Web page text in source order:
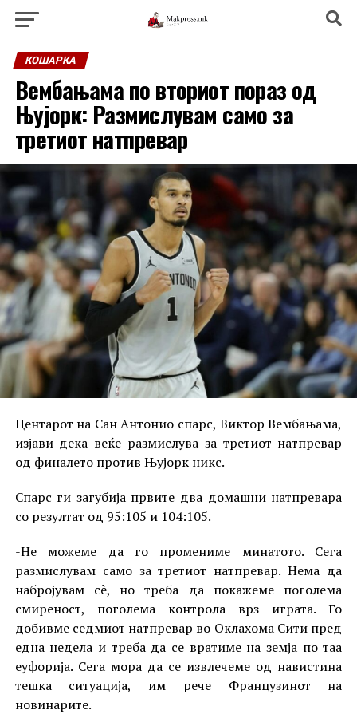
КОШАРКА
Вембањама по вториот пораз од
Њујорк: Размислувам само за
третиот натпревар
Центарот на Сан Антонио спарс, Виктор Вембањама,
изјави дека веќе размислува за третиот натпревар
од финалето против Њујорк никс.
Спарс ги загубија првите два домашни натпревара
со резултат од 95:105 и 104:105.
-Не можеме да го промениме минатото. Сега
размислувам само за третиот натпревар. Нема да
набројувам сè, но треба да покажеме поголема
смиреност, поголема контрола врз играта. Го
добивме седмиот натпревар во Оклахома Сити пред
една недела и треба да се вратиме на земја по таа
еуфорија. Сега мора да се извлечеме од навистина
тешка ситуација, им рече Французинот на
новинарите.